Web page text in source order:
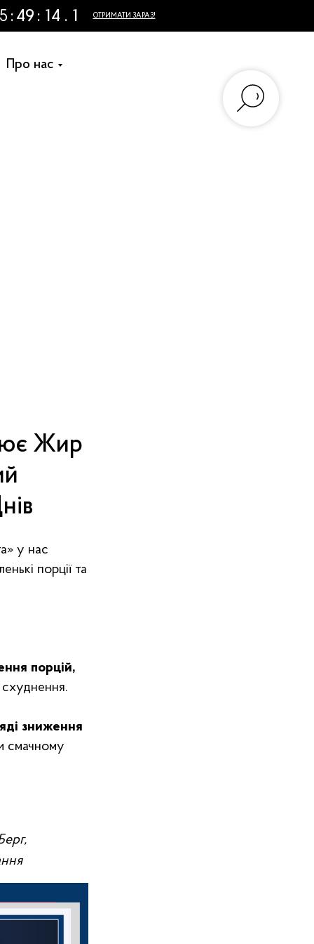
Про нас
+38 (073) 155 71 70
Жир
у нас
порції та
порцій,
зниження
смачному